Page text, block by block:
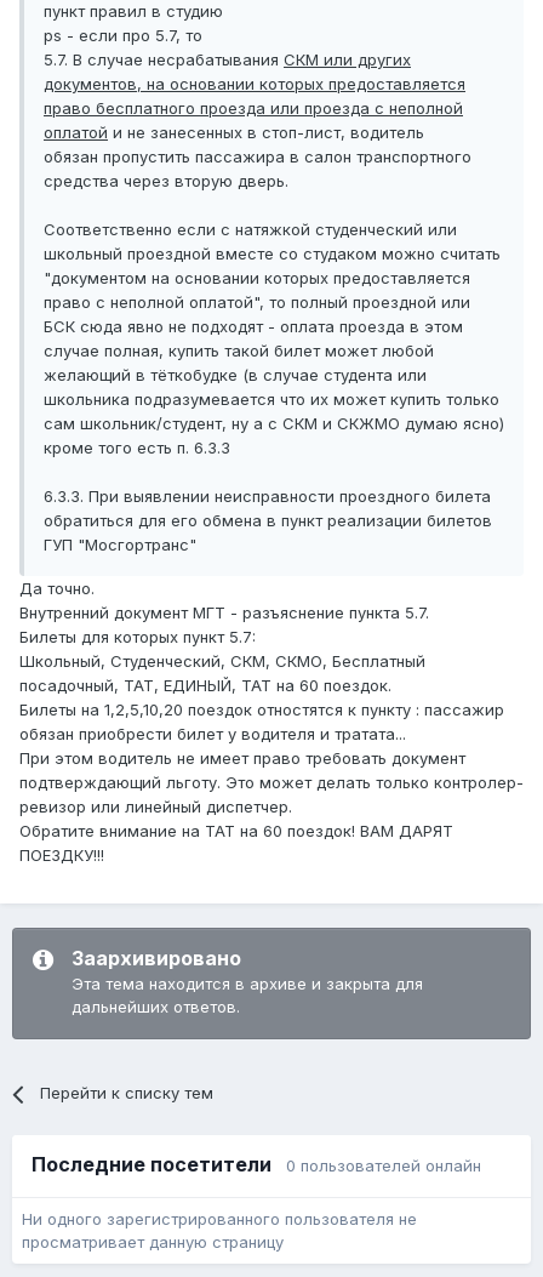
пункт правил в студию
ps - если про 5.7, то
5.7. В случае несрабатывания СКМ или других
документов, на основании которых предоставляется
право бесплатного проезда или проезда с неполной
оплатой и не занесенных в стоп-лист, водитель
обязан пропустить пассажира в салон транспортного
средства через вторую дверь.
Соответственно если с натяжкой студенческий или
школьный проездной вместе со студаком можно считать
"документом на основании которых предоставляется
право с неполной оплатой", то полный проездной или
БСК сюда явно не подходят - оплата проезда в этом
случае полная, купить такой билет может любой
желающий в тёткобудке (в случае студента или
школьника подразумевается что их может купить только
сам школьник/студент, ну а с СКМ и СКЖМО думаю ясно)
кроме того есть п. 6.3.3
6.3.3. При выявлении неисправности проездного билета
обратиться для его обмена в пункт реализации билетов
ГУП "Мосгортранс"
Да точно.
Внутренний документ МГТ - разъяснение пункта 5.7.
Билеты для которых пункт 5.7:
Школьный, Студенческий, СКМ, СКМО, Бесплатный
посадочный, ТАТ, ЕДИНЫЙ, ТАТ на 60 поездок.
Билеты на 1,2,5,10,20 поездок отностятся к пункту : пассажир
обязан приобрести билет у водителя и тратата...
При этом водитель не имеет право требовать документ
подтверждающий льготу. Это может делать только контролер-
ревизор или линейный диспетчер.
Обратите внимание на ТАТ на 60 поездок! ВАМ ДАРЯТ
ПОЕЗДКУ!!!
Заархивировано
Эта тема находится в архиве и закрыта для
дальнейших ответов.
Перейти к списку тем
Последние посетители 0 пользователей онлайн
Ни одного зарегистрированного пользователя не
просматривает данную страницу